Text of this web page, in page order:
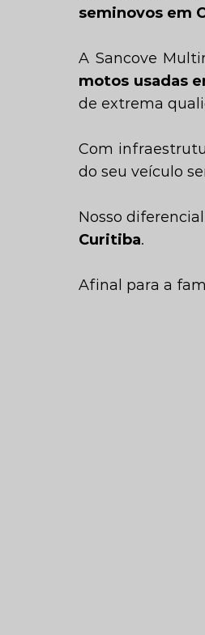
seminovos em
A Sancove
motos usadas
de extrema
Com
do seu veículo
Nosso
Curitiba.
Afinal para a